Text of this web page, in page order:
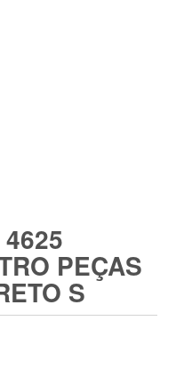
PEÇAS
S